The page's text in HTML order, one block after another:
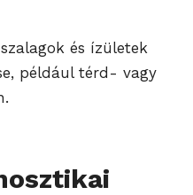
és ízületek
például térd- vagy